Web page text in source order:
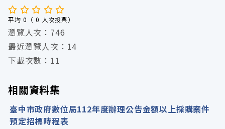
平均 0（ 0 人次投票）
瀏覽人次：746
最近瀏覽人次：14
下載次數：11
相關資料集
臺中市政府數位局112年度辦理公告金額以上採購案件
預定招標時程表